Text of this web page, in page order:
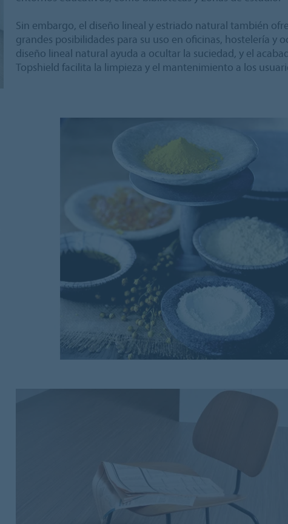
Sin embargo, el diseño lineal y estriado natural también
grandes posibilidades para su uso en oficinas, hostelería y
diseño lineal natural ayuda a ocultar la suciedad, y el
Topshield facilita la limpieza y el mantenimiento a los